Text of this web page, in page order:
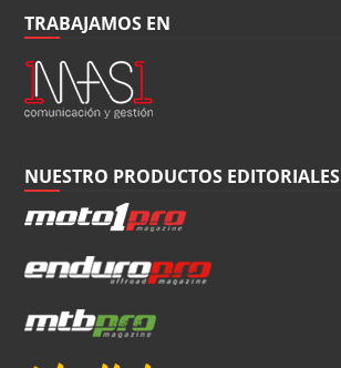
TRABAJAMOS EN
NUESTRO PRODUCTOS EDITORIALES